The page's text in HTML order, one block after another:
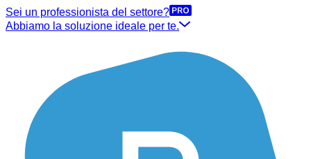
Sei un professionista del settore?
Abbiamo la soluzione ideale per te.